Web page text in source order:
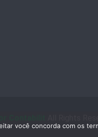
você concorda com os